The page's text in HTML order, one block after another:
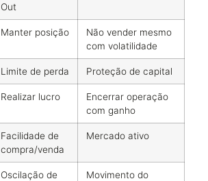
Out
Manter posição
Não vender mesmo
com volatilidade
Limite de perda Proteção de capital
Realizar lucro
Encerrar operação
com ganho
Facilidade de
compra/venda
Mercado ativo
Oscilação de
Movimento do